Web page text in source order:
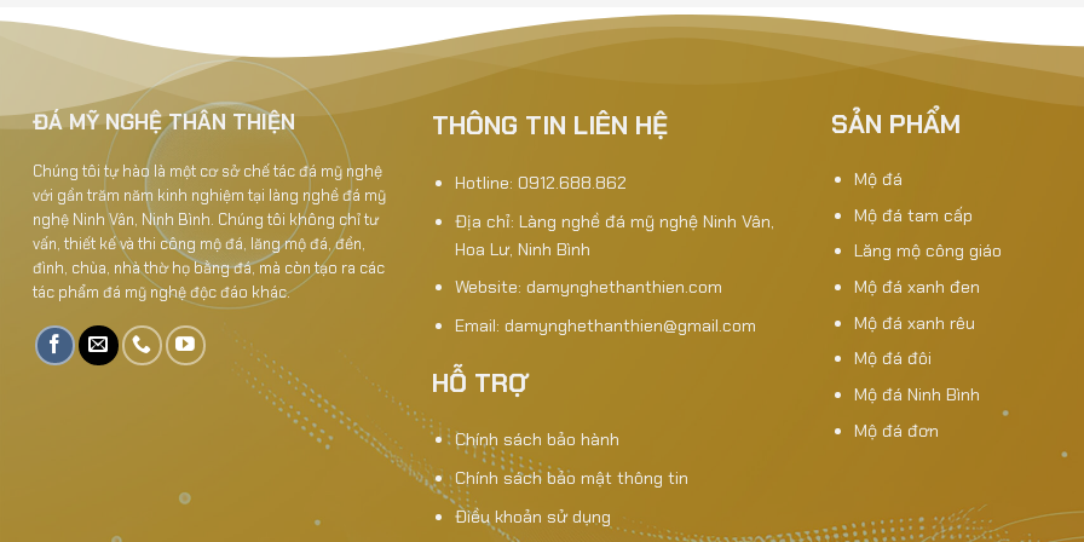
ĐÁ MỸ NGHỆ THÂN THIỆN
Chúng tôi tự hào là một cơ sở chế tác đá mỹ nghệ
với gần trăm năm kinh nghiệm tại làng nghề đá mỹ
nghệ Ninh Vân, Ninh Bình. Chúng tôi không chỉ tư
vấn, thiết kế và thi công mộ đá, lăng mộ đá, đền,
đình, chùa, nhà thờ họ bằng đá, mà còn tạo ra các
tác phẩm đá mỹ nghệ độc đáo khác.
THÔNG TIN LIÊN HỆ
Hotline: 0912.688.862
Địa chỉ: Làng nghề đá mỹ nghệ Ninh Vân,
Hoa Lư, Ninh Bình
Website: damynghethanthien.com
Email: damynghethanthien@gmail.com
HỖ TRỢ
Chính sách bảo hành
Chính sách bảo mật thông tin
Điều khoản sử dụng
SẢN PHẨM
Mộ đá
Mộ đá tam cấp
Lăng mộ công giáo
Mộ đá xanh đen
Mộ đá xanh rêu
Mộ đá đôi
Mộ đá Ninh Bình
Mộ đá đơn